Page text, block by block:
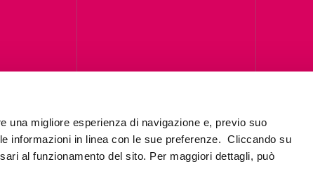
una migliore esperienza di navigazione e, previo suo
informazioni in linea con le sue preferenze. Cliccando su
al funzionamento del sito. Per maggiori dettagli, può
Iscriviti